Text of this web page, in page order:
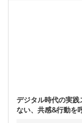
デジタル時代の実
ない、共感&行動を